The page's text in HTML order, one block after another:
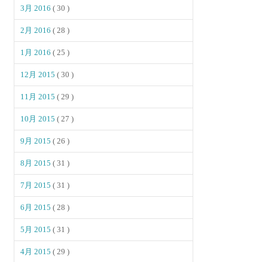
3月 2016( 30 )
2月 2016( 28 )
1月 2016( 25 )
12月 2015( 30 )
11月 2015( 29 )
10月 2015( 27 )
9月 2015( 26 )
8月 2015( 31 )
7月 2015( 31 )
6月 2015( 28 )
5月 2015( 31 )
4月 2015( 29 )